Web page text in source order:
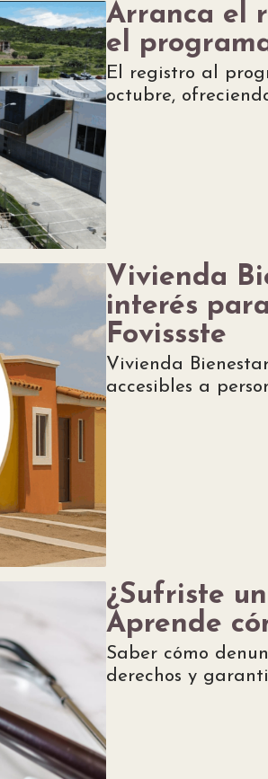
Arranca el
el
El registro al
octubre,
Vivienda
interés
Fovissste
Vivienda
accesibles a
¿Sufriste
Aprende
Saber cómo
derechos y